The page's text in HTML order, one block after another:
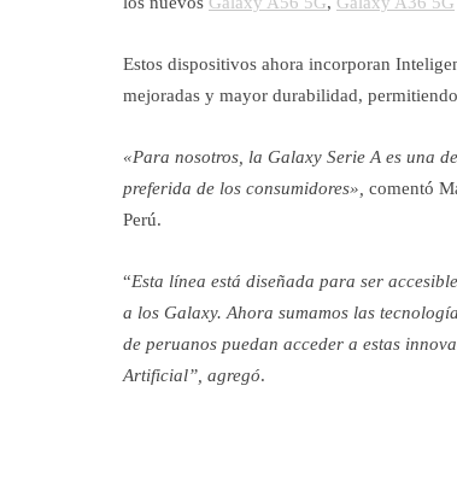
Estos dispositivos ahora incorporan
mejoradas y mayor durabilidad,
«Para nosotros, la Galaxy Serie A es una
preferida de los consumidores», comentó
Perú.
“Esta línea está diseñada para ser
a los Galaxy. Ahora sumamos las
de peruanos puedan acceder a estas
Artificial”, agregó.